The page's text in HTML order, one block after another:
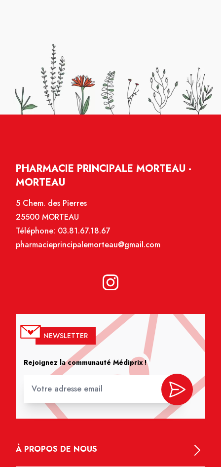
PHARMACIE PRINCIPALE MORTEAU -
MORTEAU
5 Chem. des Pierres
25500 MORTEAU
Téléphone: 03.81.67.18.67
pharmacieprincipalemorteau@gmail.com
NEWSLETTER
Rejoignez la communauté Médiprix !
À PROPOS DE NOUS